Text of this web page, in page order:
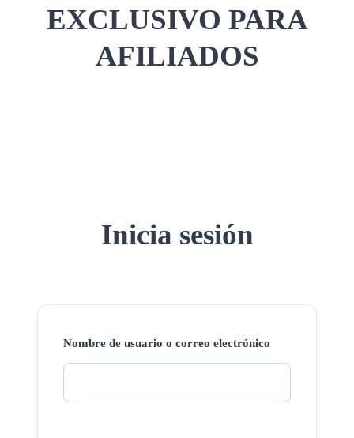
EXCLUSIVO PARA
AFILIADOS
Inicia sesión
Nombre de usuario o correo electrónico